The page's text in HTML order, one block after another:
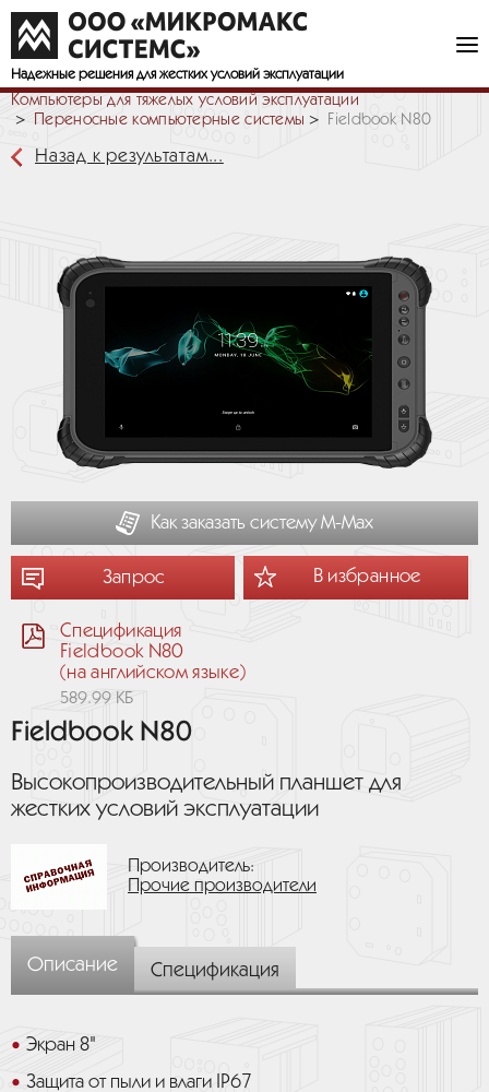
Надежные решения для жестких условий эксплуатации
Компьютеры для тяжелых условий эксплуатации
Переносные компьютерные системы
Fieldbook N80
Назад к результатам...
Как заказать систему М-Мах
Запрос В избранное
Спецификация
Fieldbook N80
(на английском языке)
589.99 КБ
Fieldbook N80
Высокопроизводительный планшет для
жестких условий эксплуатации
Производитель:
Прочие производители
Описание Спецификация
Экран 8"
Защита от пыли и влаги IP67